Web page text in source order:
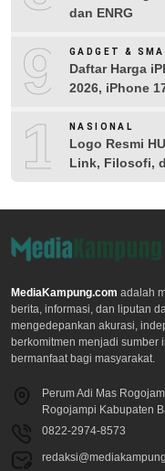
dan ENRG
9 GADGET &
Daftar Harga
2026, iPhone
10NASIONAL
Logo Resmi
Link, Filosofi,
MediaKampung.com adalah
berita, informasi, dan liputan
mengedepankan akurasi,
berkomitmen menjadi sumber
bermanfaat bagi masyarakat.
Perum Adi Mas
Rogojampi Kabupaten
0822-2974-8573